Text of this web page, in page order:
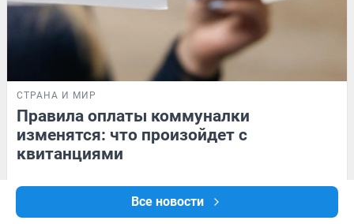
Все новости
СТРАНА И МИР
Правила оплаты коммуналки
изменятся: что произойдет с
квитанциями
14 часов